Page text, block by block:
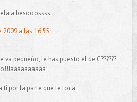
a besooossss.
2009 a las 16:55
va pequeño, le has puesto el de C??????
ti por la parte que te toca.